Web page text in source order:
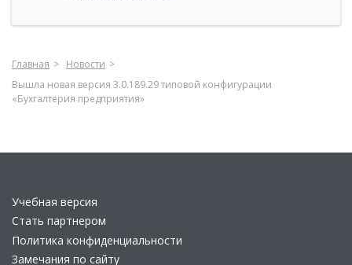
Главная
Новости
Вышла новая версия 3.0.189.29 типовой конфигурации
«Бухгалтерия предприятия»
Учебная версия
Стать партнером
Политика конфиденциальности
Замечания по сайту